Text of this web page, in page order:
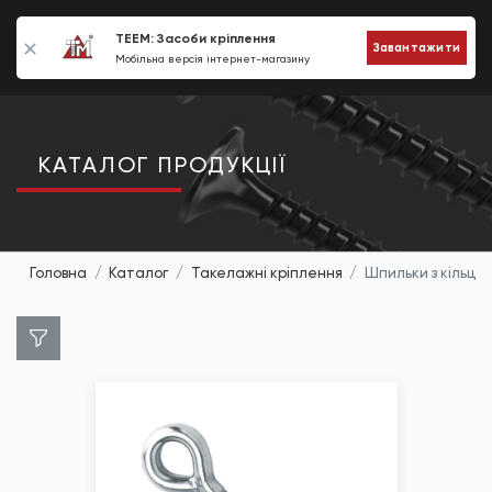
TEEM: Засоби кріплення
Мобільна версія інтернет-магазину
Завантажити
0
КАТАЛОГ ПРОДУКЦIЇ
Головна Каталог Такелажні кріплення Шпильки з